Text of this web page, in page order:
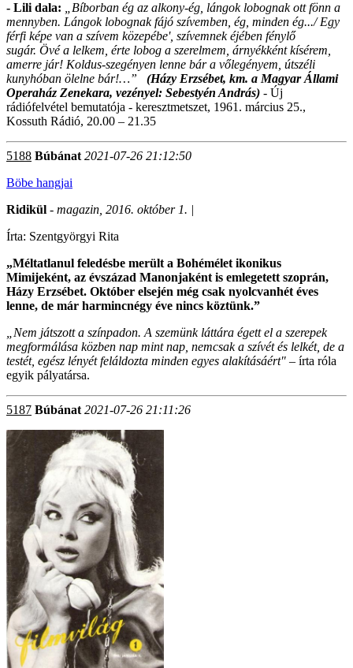
- Lili dala:
Bíborban ég az alkony-ég, lángok lobognak ott fönn a
mennyben. Lángok lobognak fájó szívemben, ég, minden ég.../ Egy
férfi képe van a szívem közepébe', szívemnek éjében fénylő
sugár. Övé a lelkem, érte lobog a szerelmem, árnyékként kísérem,
amerre jár! Koldus-szegényen lenne bár a vőlegényem, útszéli
kunyhóban ölelne bár!…”
(Házy Erzsébet, km. a Magyar Állami
Operaház Zenekara, vezényel: Sebestyén András) - Új
rádiófelvétel bemutatója - keresztmetszet, 1961. március 25.,
Kossuth Rádió, 20.00 – 21.35
5188 Búbánat 2021-07-26 21:12:50
Böbe hangjai
Ridikül - magazin, 2016. október 1. |
Írta: Szentgyörgyi Rita
„Méltatlanul feledésbe merült a Bohémélet ikonikus
Mimijeként, az évszázad Manonjaként is emlegetett szoprán,
Házy Erzsébet. Október elsején még csak nyolcvanhét éves
lenne, de már harmincnégy éve nincs köztünk.”
„Nem játszott a színpadon. A szemünk láttára égett el a szerepek
megformálása közben nap mint nap, nemcsak a szívét és lelkét, de a
testét, egész lényét feláldozta minden egyes alakításáért" – írta róla
egyik pályatársa.
5187 Búbánat 2021-07-26 21:11:26